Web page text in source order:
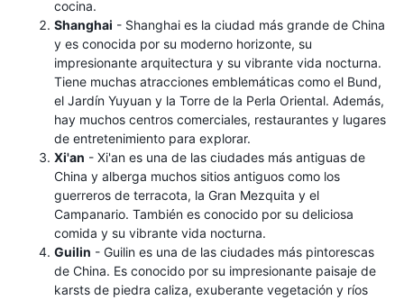
cocina.
Shanghai - Shanghai es la ciudad más grande de China
y es conocida por su moderno horizonte, su
impresionante arquitectura y su vibrante vida nocturna.
Tiene muchas atracciones emblemáticas como el Bund,
el Jardín Yuyuan y la Torre de la Perla Oriental. Además,
hay muchos centros comerciales, restaurantes y lugares
de entretenimiento para explorar.
Xi'an - Xi'an es una de las ciudades más antiguas de
China y alberga muchos sitios antiguos como los
guerreros de terracota, la Gran Mezquita y el
Campanario. También es conocido por su deliciosa
comida y su vibrante vida nocturna.
Guilin - Guilin es una de las ciudades más pintorescas
de China. Es conocido por su impresionante paisaje de
karsts de piedra caliza, exuberante vegetación y ríos